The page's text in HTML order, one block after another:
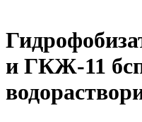
и ГКЖ-11